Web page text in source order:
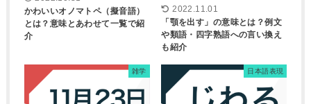
かわいいオノマトペ（擬音語）
とは？意味とあわせて一覧で紹
介
2022.11.01
「顎を出す」の意味とは？例文
や類語・四字熟語への言い換え
も紹介
雑学 日本語表現